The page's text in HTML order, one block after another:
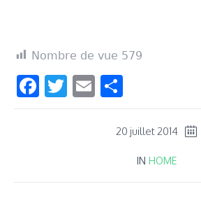
Nombre de vue 579
Facebook
Twitter
Email
20 juillet 2014
IN HOME